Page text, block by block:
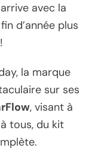
avec la
d’année plus
la marque
sur ses
, visant à
tous, du kit